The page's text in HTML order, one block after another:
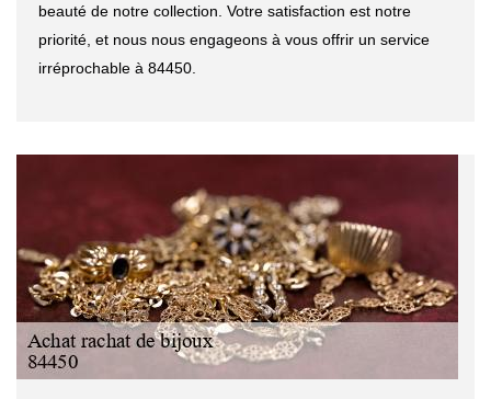
beauté de notre collection. Votre satisfaction est notre
priorité, et nous nous engageons à vous offrir un service
irréprochable à 84450.